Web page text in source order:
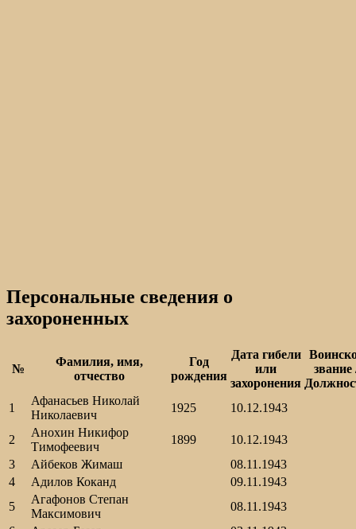
Персональные сведения о
захороненных
№
Фамилия, имя,
отчество
Год
рождения
Дата гибели
или
захоронения
звание
1
Афанасьев Николай
Николаевич
1925 10.12.1943
2
Анохин Никифор
Тимофеевич
1899
10.12.1943
3
Айбеков Жимаш
08.11.1943
4
Адилов Коканд
09.11.1943
5
Агафонов Степан
Максимович
08.11.1943